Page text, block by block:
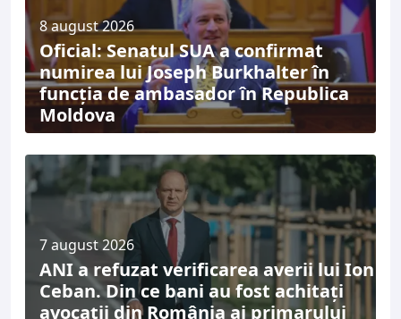
8 august 2026
Oficial: Senatul SUA a confirmat
numirea lui Joseph Burkhalter în
funcția de ambasador în Republica
Moldova
7 august 2026
ANI a refuzat verificarea averii lui Ion
Ceban. Din ce bani au fost achitați
avocații din România ai primarului